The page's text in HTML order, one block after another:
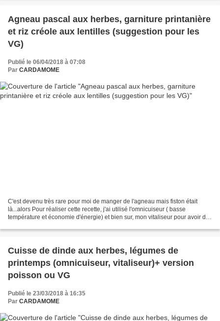
Agneau pascal aux herbes, garniture printanière
et riz créole aux lentilles (suggestion pour les
VG)
Publié le 06/04/2018 à 07:08
Par CARDAMOME
C'est devenu très rare pour moi de manger de l'agneau mais fiston était
là...alors Pour réaliser cette recette, j'ai utilisé l'omnicuiseur ( basse
température et économie d'énergie) et bien sur, mon vitaliseur pour avoir des
Cuisse de dinde aux herbes, légumes de
printemps (omnicuiseur, vitaliseur)+ version
poisson ou VG
Publié le 23/03/2018 à 16:35
Par CARDAMOME